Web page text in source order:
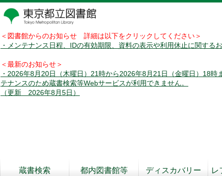
＜図書館からのお知らせ 詳細は以下をクリックしてください＞
・メンテナンス日程、IDの有効期限、資料の表示や利用休止に関する
＜最新のお知らせ＞
・2026年8月20日（木曜日）21時から2026年8月21日（金曜日）18時
テナンスのため蔵書検索等Webサービスが利用できません。
（更新 2026年8月5日）
蔵書検索
都内図書館等
ディスカバリー
レ